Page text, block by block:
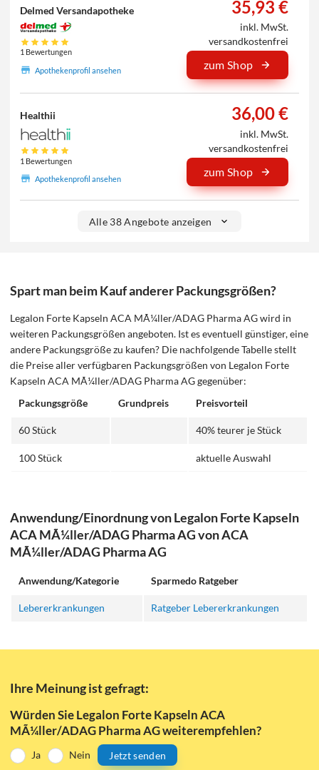
Delmed Versandapotheke
1 Bewertungen
Apothekenprofil ansehen
35,93 €
inkl. MwSt.
versandkostenfrei
zum Shop
Healthii
1 Bewertungen
Apothekenprofil ansehen
36,00 €
inkl. MwSt.
versandkostenfrei
zum Shop
Alle 38 Angebote anzeigen
Spart man beim Kauf anderer Packungsgrößen?
Legalon Forte Kapseln ACA MÃ¼ller/ADAG Pharma AG wird in
weiteren Packungsgrößen angeboten. Ist es eventuell günstiger, eine
andere Packungsgröße zu kaufen? Die nachfolgende Tabelle stellt
die Preise aller verfügbaren Packungsgrößen von Legalon Forte
Kapseln ACA MÃ¼ller/ADAG Pharma AG gegenüber:
Packungsgröße
Grundpreis Preisvorteil
60 Stück 40% teurer je Stück
100 Stück aktuelle Auswahl
Anwendung/Einordnung von Legalon Forte Kapseln
ACA MÃ¼ller/ADAG Pharma AG von ACA
MÃ¼ller/ADAG Pharma AG
Anwendung/Kategorie Sparmedo Ratgeber
Lebererkrankungen Ratgeber Lebererkrankungen
Ihre Meinung ist gefragt:
Würden Sie Legalon Forte Kapseln ACA
MÃ¼ller/ADAG Pharma AG weiterempfehlen?
Ja Nein Jetzt senden